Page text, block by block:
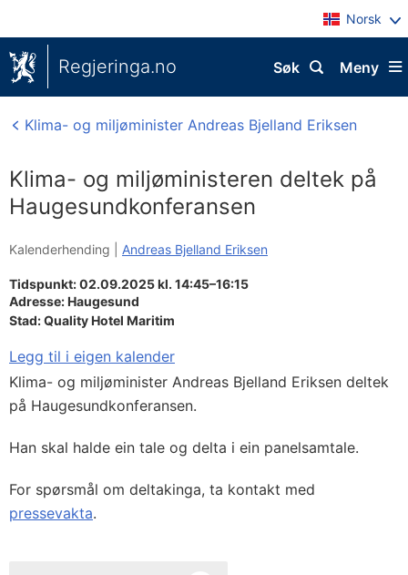
Norsk
Regjeringa.no Meny
Søk
Klima- og miljøminister Andreas Bjelland Eriksen
Klima- og miljøministeren deltek på
Haugesundkonferansen
Kalenderhending | Andreas Bjelland Eriksen
Tidspunkt: 02.09.2025 kl. 14:45–16:15
Adresse:Haugesund
Stad:Quality Hotel Maritim
Legg til i eigen kalender
Klima- og miljøminister Andreas Bjelland Eriksen deltek
på Haugesundkonferansen.
Han skal halde ein tale og delta i ein panelsamtale.
For spørsmål om deltakinga, ta kontakt med
pressevakta.